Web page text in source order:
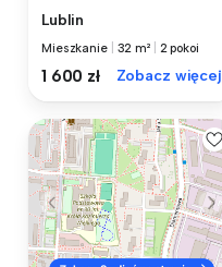
Lublin
Mieszkanie 32 m² 2 pokoi
1 600 zł Zobacz więcej